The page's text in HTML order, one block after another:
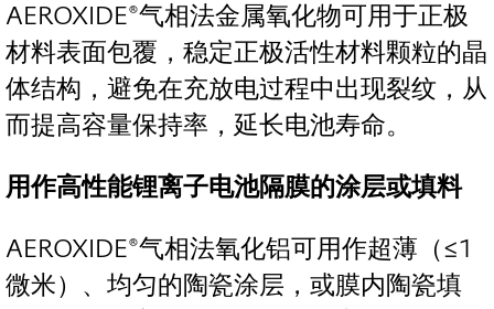
AEROXIDE®气相法金属氧化物可用于正极
材料表面包覆，稳定正极活性材料颗粒的晶
体结构，避免在充放电过程中出现裂纹，从
而提高容量保持率，延长电池寿命。
用作高性能锂离子电池隔膜的涂层或填料
AEROXIDE®气相法氧化铝可用作超薄（≤1
微米）、均匀的陶瓷涂层，或膜内陶瓷填